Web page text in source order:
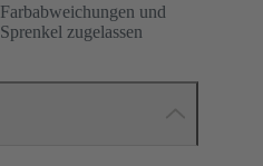
Farbabweichungen und
Sprenkel zugelassen